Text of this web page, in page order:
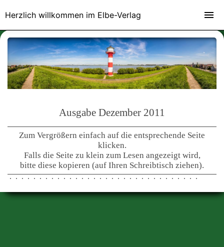
Ausgabe Dezember 2011
Zum Vergrößern einfach auf die entsprechende Seite
klicken.
Falls die Seite zu klein zum Lesen angezeigt wird,
bitte diese kopieren (auf Ihren Schreibtisch ziehen).
Herzlich willkommen im Elbe-Verlag